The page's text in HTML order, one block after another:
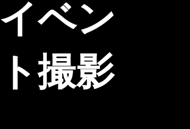
​イベン
ト撮影